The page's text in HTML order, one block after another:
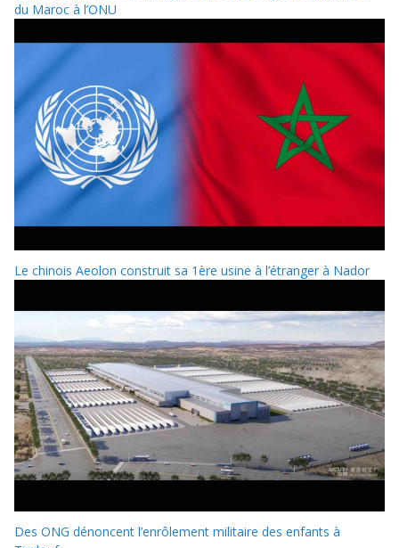
du Maroc à l’ONU
Le chinois Aeolon construit sa 1ère usine à l’étranger à Nador
Des ONG dénoncent l’enrôlement militaire des enfants à